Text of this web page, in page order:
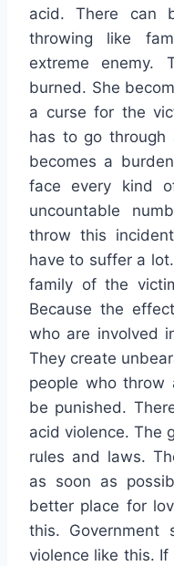
acid. There can
throwing like
extreme
burned. She
a curse for the
has to go through
becomes a
face every kind
uncountable
throw this
have to suffer a
family of the
Because the
who are involved
They create
people who throw
be punished.
acid violence. The
rules and laws.
as soon as
better place for
this. Government
violence like this. If